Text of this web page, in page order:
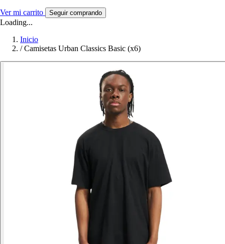
Ver mi carrito Seguir comprando
Loading...
Inicio
/ Camisetas Urban Classics Basic (x6)